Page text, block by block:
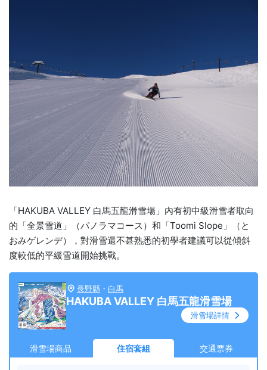
「HAKUBA VALLEY 白馬五龍滑雪場」內有初中級滑雪者取向
的「全景雪道」（パノラマコース）和「Toomi Slope」（と
おみゲレンデ），對滑雪還不甚熟悉的初學者建議可以從傾斜
度較低的平緩雪道開始挑戰。
長野縣 ・ 白馬
HAKUBA VALLEY 白馬五龍滑雪場
滑雪場詳情
滑雪場商品 住宿套組 交通票券